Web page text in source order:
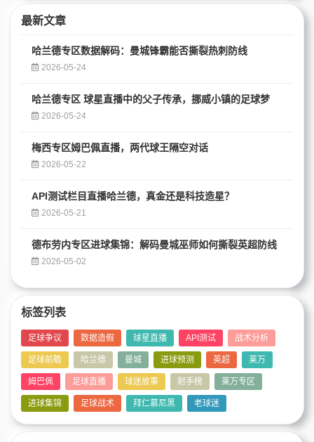
最新文章
哈兰德专区数据解码：曼城锋霸能否撕裂热刺防线
2026-05-24
哈兰德专区 球星直播中的父子传承，挪威小镇的足球梦
2026-05-24
梅西专区姆巴佩直播，两代球王隔空对话
2026-05-22
API测试栏目直播哈兰德，真金还是科技造星？
2026-05-21
德布劳内专区进球集锦：解码曼城巫师如何撕裂英超防线
2026-05-02
标签列表
足球争议 数据造假 球星直播 API测试 战术分析
足球前瞻 哈兰德 曼城 进球预测 英超 莱万
姆巴佩 足球直播 球迷故事 射手榜 莱万专区
进球集锦 足球战术 拜仁慕尼黑 老球迷